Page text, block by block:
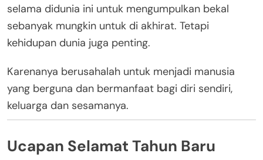
selama didunia ini untuk mengumpulkan bekal
sebanyak mungkin untuk di akhirat. Tetapi
kehidupan dunia juga penting.
Karenanya berusahalah untuk menjadi manusia
yang berguna dan bermanfaat bagi diri sendiri,
keluarga dan sesamanya.
Ucapan Selamat Tahun Baru